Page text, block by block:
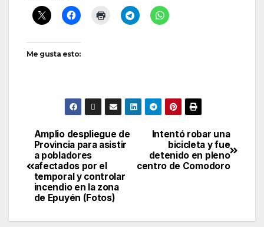
Me gusta esto:
Navegación
de
entradas
Intentó robar una
bicicleta y fue
detenido en pleno
centro de Comodoro
Amplio despliegue de
Provincia para asistir
a pobladores
afectados por el
temporal y controlar
incendio en la zona
de Epuyén (Fotos)